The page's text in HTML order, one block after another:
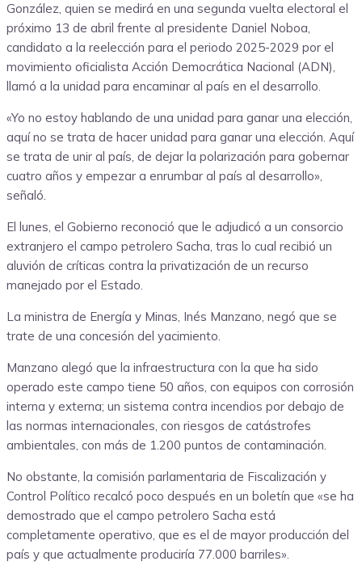
González, quien se medirá en una segunda vuelta electoral el
próximo 13 de abril frente al presidente Daniel Noboa,
candidato a la reelección para el periodo 2025-2029 por el
movimiento oficialista Acción Democrática Nacional (ADN),
llamó a la unidad para encaminar al país en el desarrollo.
«Yo no estoy hablando de una unidad para ganar una elección,
aquí no se trata de hacer unidad para ganar una elección. Aquí
se trata de unir al país, de dejar la polarización para gobernar
cuatro años y empezar a enrumbar al país al desarrollo»,
señaló.
El lunes, el Gobierno reconoció que le adjudicó a un consorcio
extranjero el campo petrolero Sacha, tras lo cual recibió un
aluvión de críticas contra la privatización de un recurso
manejado por el Estado.
La ministra de Energía y Minas, Inés Manzano, negó que se
trate de una concesión del yacimiento.
Manzano alegó que la infraestructura con la que ha sido
operado este campo tiene 50 años, con equipos con corrosión
interna y externa; un sistema contra incendios por debajo de
las normas internacionales, con riesgos de catástrofes
ambientales, con más de 1.200 puntos de contaminación.
No obstante, la comisión parlamentaria de Fiscalización y
Control Político recalcó poco después en un boletín que «se ha
demostrado que el campo petrolero Sacha está
completamente operativo, que es el de mayor producción del
país y que actualmente produciría 77.000 barriles».